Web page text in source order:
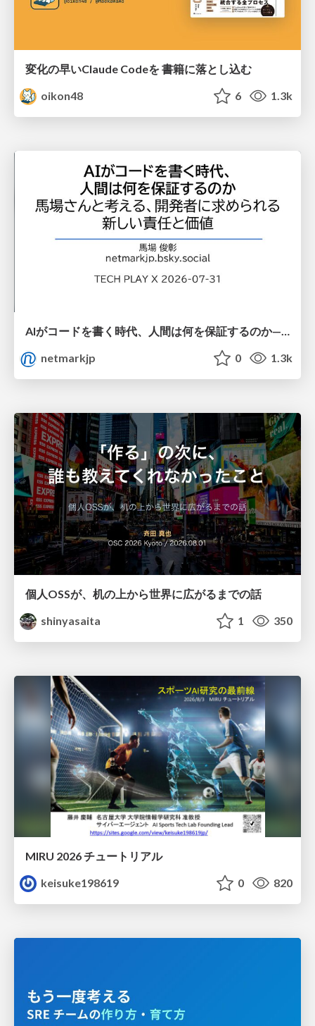
変化の早いClaude Codeを 書籍に落とし込む
oikon48
6 1.3k
AIがコードを書く時代、人間は何を保証するのか———馬場さんと考える、開発者に求められる新しい責任と価値 - TECH PLAY
netmarkjp
0 1.3k
個人OSSが、机の上から世界に広がるまでの話
shinyasaita
1 350
MIRU 2026 チュートリアル
keisuke198619
0 820